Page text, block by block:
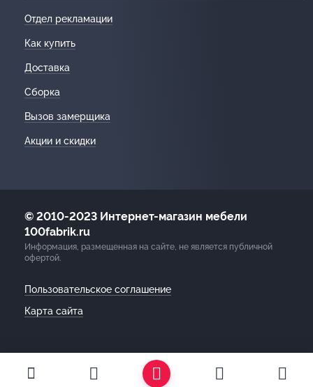
Отдел рекламации
Как купить
Доставка
Сборка
Вызов замерщика
Акции и скидки
© 2010-2023 Интернет-магазин мебели
100fabrik.ru
Информация, размещенная на сайте, не является публичной
офертой.
Пользовательское соглашение
Карта сайта